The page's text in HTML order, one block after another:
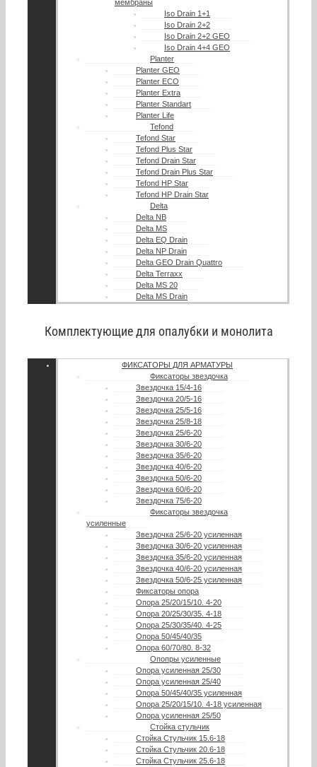
мембраны
Iso Drain 1+1
Iso Drain 2+2
Iso Drain 2+2 GEO
Iso Drain 4+4 GEO
Planter
Planter GEO
Planter ECO
Planter Extra
Planter Standart
Planter Life
Tefond
Tefond Star
Tefond Plus Star
Tefond Drain Star
Tefond Drain Plus Star
Tefond HP Star
Tefond HP Drain Star
Delta
Delta NB
Delta MS
Delta EQ Drain
Delta NP Drain
Delta GEO Drain Quattro
Delta Terraxx
Delta MS 20
Delta MS Drain
Комплектующие для опалубки и монолита
ФИКСАТОРЫ ДЛЯ АРМАТУРЫ
Фиксаторы звездочка
Звездочка 15/4-16
Звездочка 20/5-16
Звездочка 25/5-16
Звездочка 25/8-18
Звездочка 25/6-20
Звездочка 30/6-20
Звездочка 35/6-20
Звездочка 40/6-20
Звездочка 50/6-20
Звездочка 60/6-20
Звездочка 75/6-20
Фиксаторы звездочка
усиленные
Звездочка 25/6-20 усиленная
Звездочка 30/6-20 усиленная
Звездочка 35/6-20 усиленная
Звездочка 40/6-20 усиленная
Звездочка 50/6-25 усиленная
Фиксаторы опора
Опора 25/20/15/10. 4-20
Опора 20/25/30/35. 4-18
Опора 25/30/35/40. 4-25
Опора 50/45/40/35
Опора 60/70/80. 8-32
Опопры усиленные
Опора усиленная 25/30
Опора усиленная 25/40
Опора 50/45/40/35 усиленная
Опора 25/20/15/10. 4-18 усиленная
Опора усиленная 25/50
Стойка стульчик
Стойка Стульчик 15.6-18
Стойка Стульчик 20.6-18
Стойка Стульчик 25.6-18